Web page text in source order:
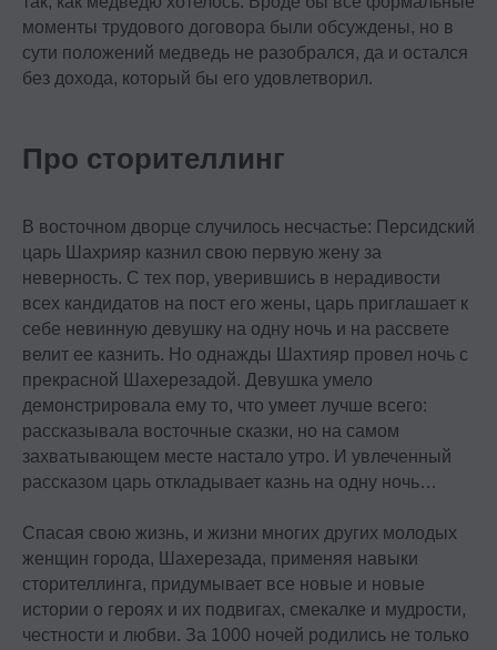
моменты трудового договора были обсуждены, но в
сути положений медведь не разобрался, да и остался
без дохода, который бы его удовлетворил.
Про сторителлинг
В восточном дворце случилось несчастье: Персидский
царь Шахрияр казнил свою первую жену за
неверность. С тех пор, уверившись в нерадивости
всех кандидатов на пост его жены, царь приглашает к
себе невинную девушку на одну ночь и на рассвете
велит ее казнить. Но однажды Шахтияр провел ночь с
прекрасной Шахерезадой. Девушка умело
демонстрировала ему то, что умеет лучше всего:
рассказывала восточные сказки, но на самом
захватывающем месте настало утро. И увлеченный
рассказом царь откладывает казнь на одну ночь…
Спасая свою жизнь, и жизни многих других молодых
женщин города, Шахерезада, применяя навыки
сторителлинга, придумывает все новые и новые
истории о героях и их подвигах, смекалке и мудрости,
честности и любви. За 1000 ночей родились не только